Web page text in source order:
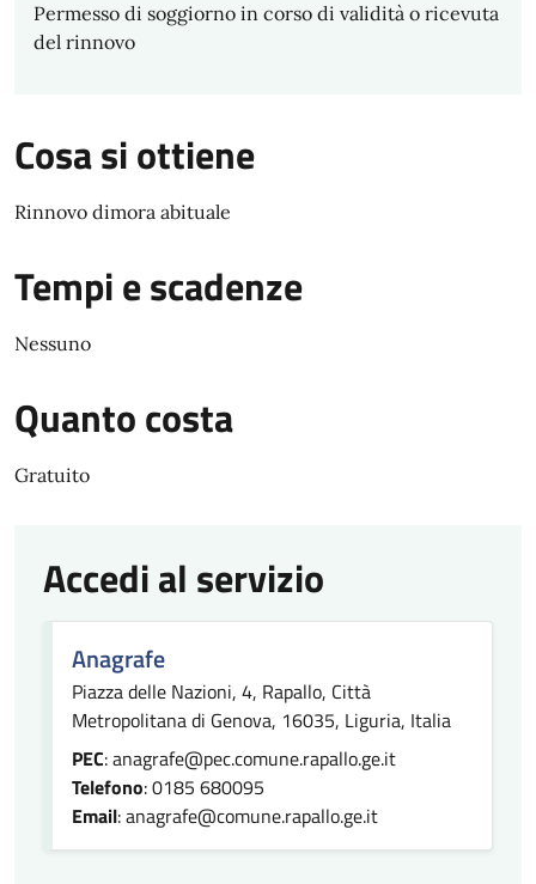
Permesso di soggiorno in corso di validità o ricevuta
del rinnovo
Cosa si ottiene
Rinnovo dimora abituale
Tempi e scadenze
Nessuno
Quanto costa
Gratuito
Accedi al servizio
Anagrafe
Piazza delle Nazioni, 4, Rapallo, Città
Metropolitana di Genova, 16035, Liguria, Italia
PEC: anagrafe@pec.comune.rapallo.ge.it
Telefono: 0185 680095
Email: anagrafe@comune.rapallo.ge.it